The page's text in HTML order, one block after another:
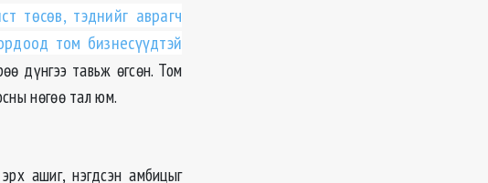
төсөв, тэднийг аврагч
том бизнесүүдтэй
дүнгээ тавьж өгсөн. Том
нөгөө тал юм.
ашиг, нэгдсэн амбицыг